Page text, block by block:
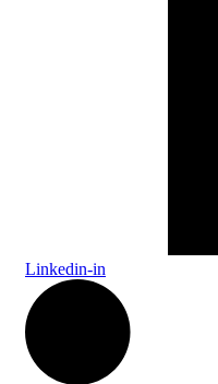
Linkedin-in